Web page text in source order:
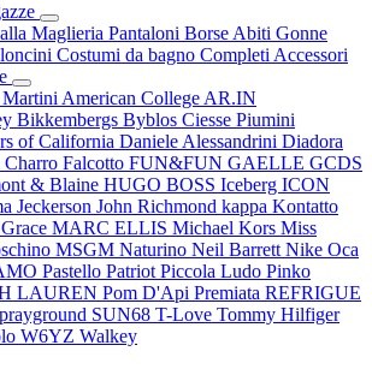
Maglieria Pantaloni Borse Abiti Gonne
Costumi da bagno Completi Accessori
American College AR.IN
Bikkembergs Byblos Ciesse Piumini
of California Daniele Alessandrini Diadora
Charro Falcotto FUN&FUN GAELLE GCDS
& Blaine HUGO BOSS Iceberg ICON
Jeckerson John Richmond kappa Kontatto
MARC ELLIS Michael Kors Miss
MSGM Naturino Neil Barrett Nike Oca
Pastello Patriot Piccola Ludo Pinko
LAUREN Pom D'Api Premiata REFRIGUE
SUN68 T-Love Tommy Hilfiger
W6YZ Walkey